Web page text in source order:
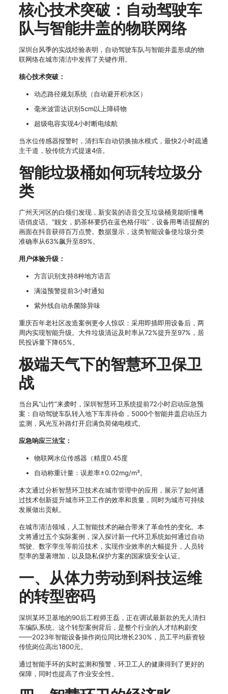
核心技术突破：自动驾驶车
队与智能井盖的物联网络
深圳台风季的实战经验表明，自动驾驶车队与智能井盖形成的物
联网络在城市清洁中发挥了关键作用。
核心技术突破：
动态路径规划系统（自动避开积水区）
毫米波雷达识别5cm以上障碍物
超级电容实现4小时断电续航
当水位传感器报警时，清扫车自动切换抽水模式，最快2小时疏通
主干道，较传统方式提速4倍。
智能垃圾桶如何玩转垃圾分
类
广州天河区的白领们发现，新安装的语音交互垃圾桶竟能听懂粤
语俏皮话。“靓女，奶茶杯要扔在蓝色格仔啦”，设备用粤语提醒的
画面在抖音获得百万点赞。数据显示，这类智能设备使垃圾分类
准确率从63%飙升至89%。
用户体验升级：
方言识别支持8种地方语言
满溢预警提前3小时通知
紫外线自动杀菌除异味
重庆百年老社区改造案例更令人惊叹：采用即插即用设备后，两
周内实现智能升级。大件垃圾清运及时率从72%提升至97%，居
民投诉量下降65%。
极端天气下的智慧环卫保卫
战
当台风“山竹”来袭时，深圳智慧环卫系统提前72小时启动应急预
案：自动驾驶车队转入地下车库待命，5000个智能井盖启动压力
监测，风光互补路灯开启满负荷储电模式。
应急响应三法宝：
物联网水位传感器（精度0.45度
自动称重计量：误差率±0.02mg/m³。
本文通过分析智慧环卫技术在城市管理中的应用，展示了如何通
过技术创新提升城市环卫工作的效率和质量，同时为城市可持续
发展做出贡献。
在城市清洁领域，人工智能技术的融合带来了革命性的变化。本
文将通过五个实际案例，深入探讨新一代环卫系统如何通过自动
驾驶、数字孪生等前沿技术，实现作业效率的大幅提升，人员转
型率的显著增加，以及隐私保护方案的国家级安全认证。
一、从体力劳动到科技运维
的转型密码
深圳某环卫基地的90后工程师王磊，正在调试最新款的无人清扫
车编队系统。这个转型案例背后，是整个行业的人才结构剧变
——2023年智能设备操作岗位同比增长230%，员工平均薪资较
传统岗位高出1800元。
通过智能手环的实时监测和预警，环卫工人的健康得到了更好的
保障，同时也提高了作业安全性。